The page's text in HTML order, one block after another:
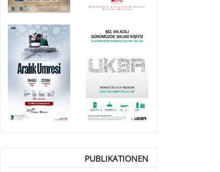
PUBLIKATIONEN